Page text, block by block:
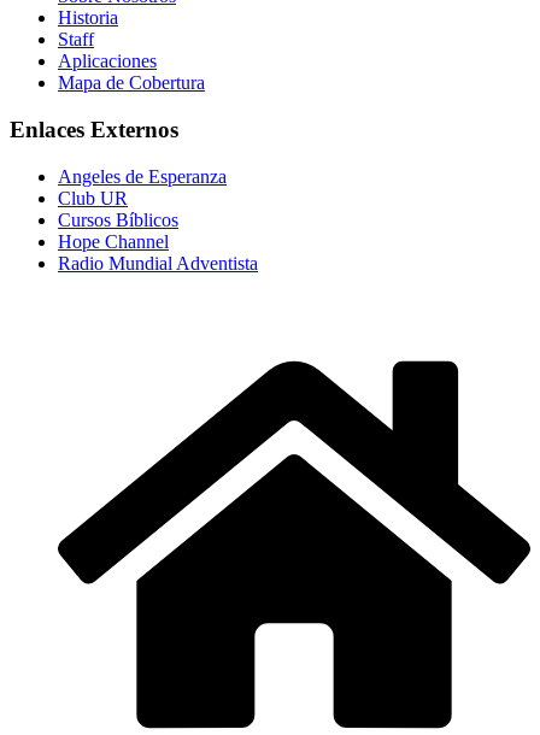
Historia
Staff
Aplicaciones
Mapa de Cobertura
Enlaces Externos
Angeles de Esperanza
Club UR
Cursos Bíblicos
Hope Channel
Radio Mundial Adventista